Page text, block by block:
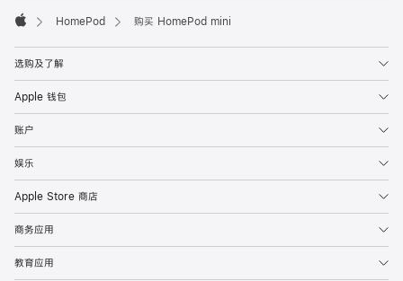
HomePod 购买 HomePod mini
选购及了解
Apple 钱包
账户
娱乐
Apple Store 商店
商务应用
教育应用